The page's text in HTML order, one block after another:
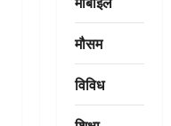
मौसम
विविध